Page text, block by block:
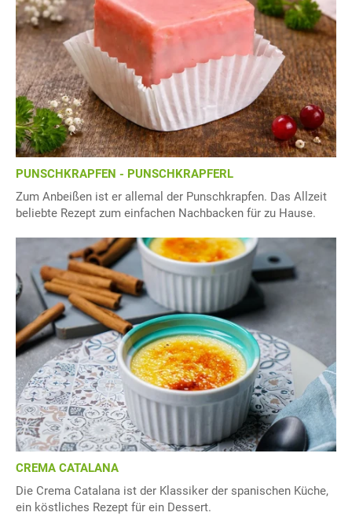
PUNSCHKRAPFEN - PUNSCHKRAPFERL
Zum Anbeißen ist er allemal der Punschkrapfen. Das Allzeit
beliebte Rezept zum einfachen Nachbacken für zu Hause.
CREMA CATALANA
Die Crema Catalana ist der Klassiker der spanischen Küche,
ein köstliches Rezept für ein Dessert.